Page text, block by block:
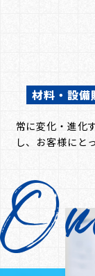
材料・設備
常に変化・進化
し、お客様にと